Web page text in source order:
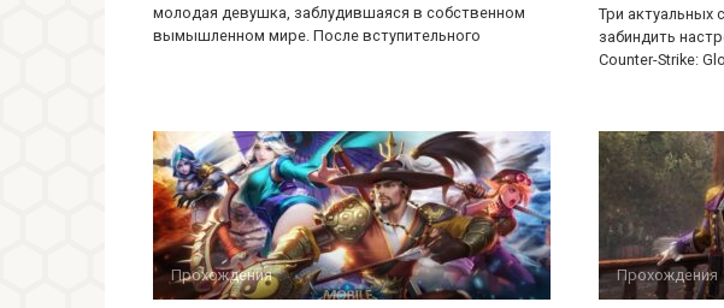
молодая девушка, заблудившаяся в собственном
вымышленном мире. После вступительного
Три актуальных
забиндить
Counter-Strike:
Прохождения Прохождения